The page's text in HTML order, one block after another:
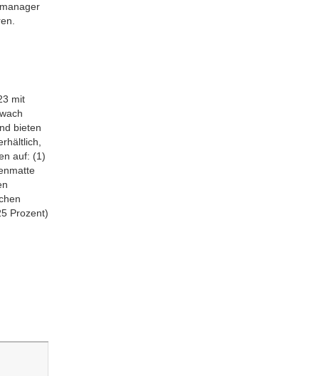
mit
bieten
auf: (1)
Prozent)